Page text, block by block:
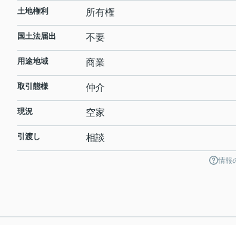
土地権利 所有権
国土法届出 不要
用途地域 商業
取引態様 仲介
現況 空家
引渡し 相談
情報